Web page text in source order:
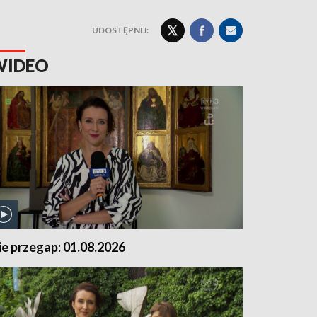
UDOSTĘPNIJ:
przegap: 01.08.2026